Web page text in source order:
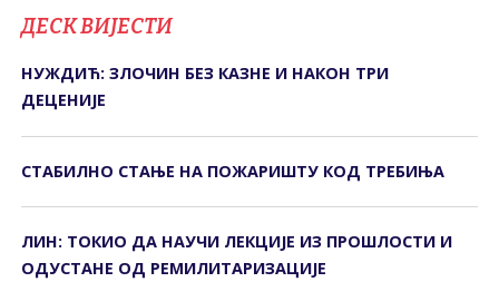
ДЕСК ВИЈЕСТИ
НУЖДИЋ: ЗЛОЧИН БЕЗ КАЗНЕ И НАКОН ТРИ
ДЕЦЕНИЈЕ
СТАБИЛНО СТАЊЕ НА ПОЖАРИШТУ КОД ТРЕБИЊА
ЛИН: ТОКИО ДА НАУЧИ ЛЕКЦИЈЕ ИЗ ПРОШЛОСТИ И
ОДУСТАНЕ ОД РЕМИЛИТАРИЗАЦИЈЕ